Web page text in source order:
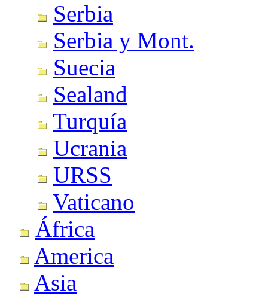
Serbia
Serbia y Mont.
Suecia
Sealand
Turquía
Ucrania
URSS
Vaticano
África
America
Asia